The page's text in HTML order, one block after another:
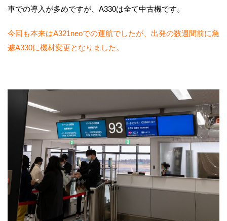
車での導入が多めですが、A330は全て中古機です。
今回も本来はA321neoでの運航でしたが、出発の数週間前に急
遽A330に機材変更となりました。